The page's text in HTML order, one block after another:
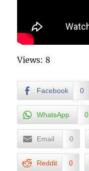
Views: 8
Facebook 0
WhatsApp 0
Email 0
Reddit 0